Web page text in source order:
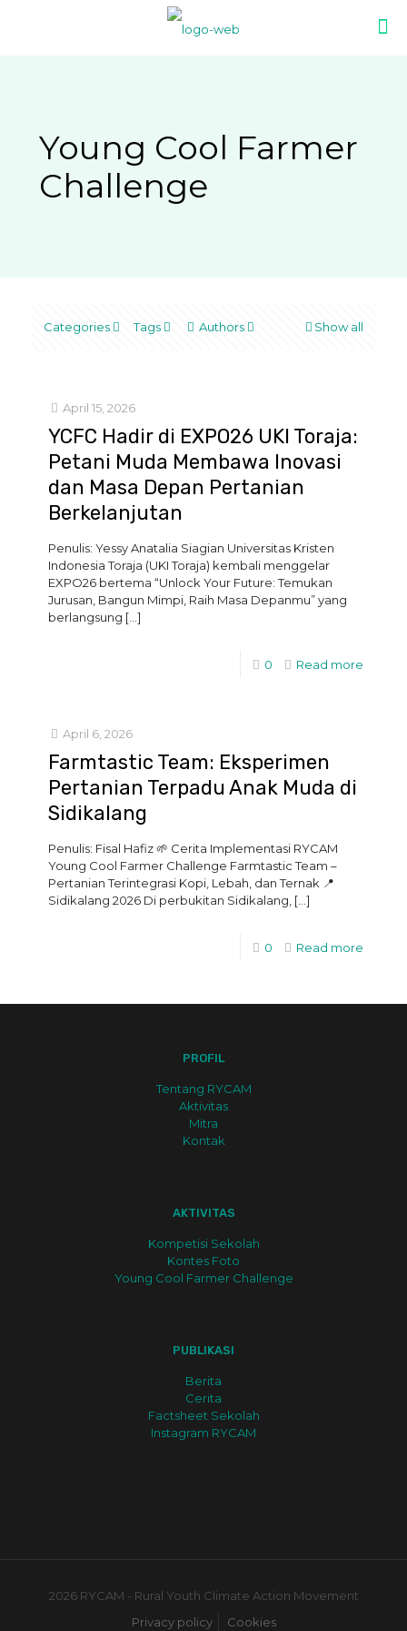
Young Cool Farmer
Challenge
Categories Tags Authors Show all
April 15, 2026
YCFC Hadir di EXPO26 UKI Toraja:
Petani Muda Membawa Inovasi
dan Masa Depan Pertanian
Berkelanjutan
Penulis: Yessy Anatalia Siagian Universitas Kristen
Indonesia Toraja (UKI Toraja) kembali menggelar
EXPO26 bertema “Unlock Your Future: Temukan
Jurusan, Bangun Mimpi, Raih Masa Depanmu” yang
berlangsung […]
0 Read more
April 6, 2026
Farmtastic Team: Eksperimen
Pertanian Terpadu Anak Muda di
Sidikalang
Penulis: Fisal Hafiz 🌱 Cerita Implementasi RYCAM
Young Cool Farmer Challenge Farmtastic Team –
Pertanian Terintegrasi Kopi, Lebah, dan Ternak 📍
Sidikalang 2026 Di perbukitan Sidikalang, […]
0 Read more
PROFIL
Tentang RYCAM
Aktivitas
Mitra
Kontak
AKTIVITAS
Kompetisi Sekolah
Kontes Foto
Young Cool Farmer Challenge
PUBLIKASI
Berita
Cerita
Factsheet Sekolah
Instagram RYCAM
2026 RYCAM - Rural Youth Climate Action Movement
Privacy policy
Cookies